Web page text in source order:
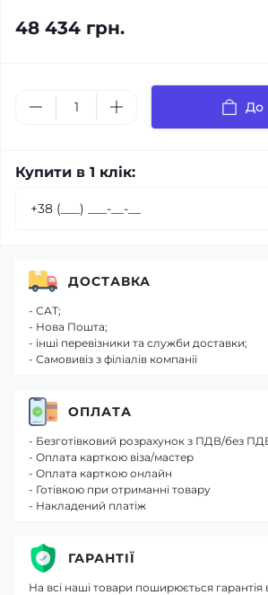
48 434 грн.
До
Купити в 1 клік:
ДОСТАВКА
- САТ;
- Нова Пошта;
- інші перевізники та служби доставки;
- Самовивіз з філіалів компанії
ОПЛАТА
- Безготівковий розрахунок з ПДВ/без
- Оплата карткою віза/мастер
- Оплата карткою онлайн
- Готівкою при отриманні товару
- Накладений платіж
ГАРАНТІЇ
На всі наші товари поширюється гарантія